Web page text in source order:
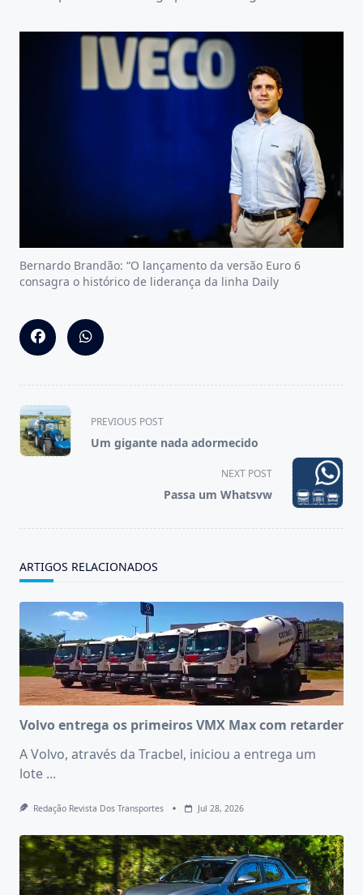
Bernardo Brandão: “O lançamento da versão Euro 6
consagra o histórico de liderança da linha Daily
<span
class="nav-
subtitle
PREVIOUS POST
Um gigante nada adormecido
NEXT POST
Passa um Whatsvw
ARTIGOS RELACIONADOS
Volvo entrega os primeiros VMX Max com retarder
A Volvo, através da Tracbel, iniciou a entrega um
lote ...
Redação Revista Dos Transportes Jul 28, 2026